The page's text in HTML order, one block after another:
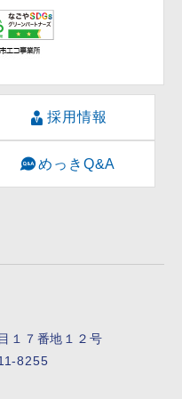
採用情報
めっきQ&A
１７番地１２号
8255